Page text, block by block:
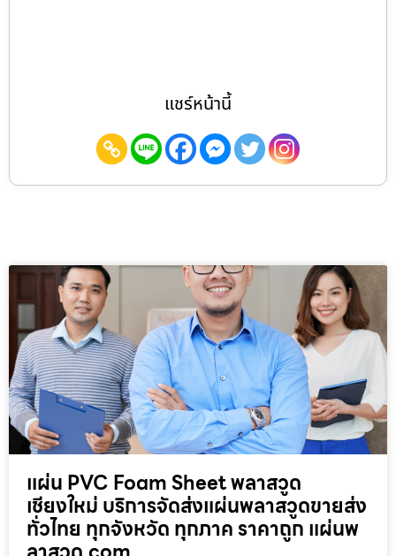
แชร์หน้านี้
แผ่น PVC Foam Sheet พลาสวูด
เชียงใหม่ บริการจัดส่งแผ่นพลาสวูดขายส่ง
ทั่วไทย ทุกจังหวัด ทุกภาค ราคาถูก แผ่นพ